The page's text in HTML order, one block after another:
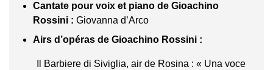
Cantate pour voix et piano de Gioachino
Rossini : Giovanna d’Arco
Airs d’opéras de Gioachino Rossini :
Il Barbiere di Siviglia, air de Rosina : « Una voce